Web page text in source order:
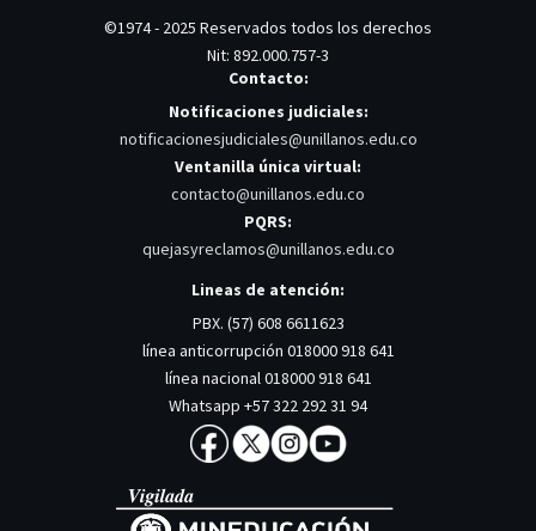
©1974 - 2025 Reservados todos los derechos
Nit: 892.000.757-3
Contacto:
Notificaciones judiciales:
notificacionesjudiciales@unillanos.edu.co
Ventanilla única virtual:
contacto@unillanos.edu.co
PQRS:
quejasyreclamos@unillanos.edu.co
Lineas de atención:
PBX. (57) 608 6611623
línea anticorrupción 018000 918 641
línea nacional 018000 918 641
Whatsapp +57 322 292 31 94